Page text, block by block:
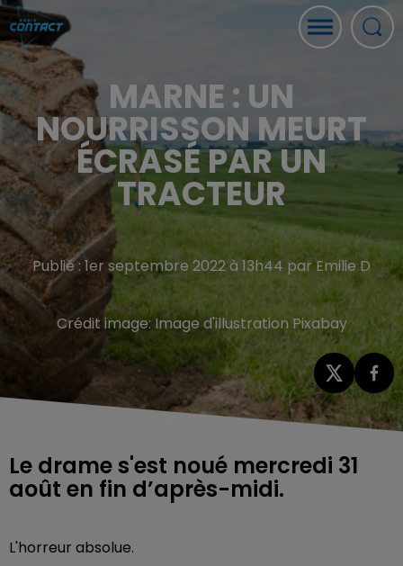
MARNE : UN
NOURRISSON MEURT
ÉCRASÉ PAR UN
TRACTEUR
Publié : 1er septembre 2022 à 13h44 par Emilie D
Crédit image: Image d'illustration Pixabay
Le drame s'est noué mercredi 31
août en fin d’après-midi.
L'horreur absolue.